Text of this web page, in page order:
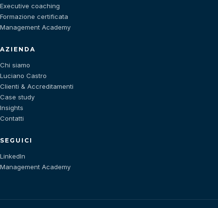
Executive coaching
Formazione certificata
Management Academy
AZIENDA
Chi siamo
Luciano Castro
Clienti & Accreditamenti
Case study
Insights
Contatti
SEGUICI
LinkedIn
Management Academy